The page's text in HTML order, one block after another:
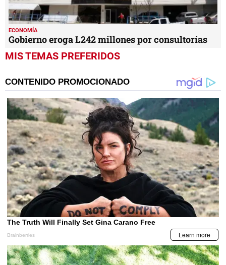
ECONOMÍA
Gobierno eroga L242 millones por consultorías
MIS TEMAS PREFERIDOS